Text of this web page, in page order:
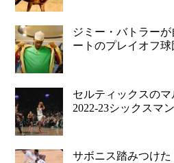
ジミー・バトラー
ートのプレイオフ
セルティックスの
2022-23シックスマ
サボニス踏みつけ